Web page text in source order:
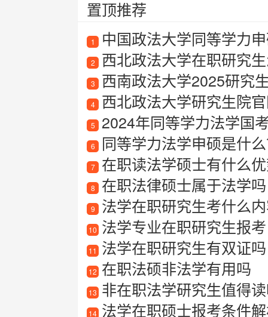
置顶推荐
1 中国政法大学同等学力
2 西北政法大学在职研究
3 西南政法大学2025研究
4 西北政法大学研究生院
5 2024年同等学力法学国考全
6 同等学力法学申硕是什
7 在职读法学硕士有什么
8 在职法律硕士属于法学吗
9 法学在职研究生考什么
10 法学专业在职研究生报考
11 法学在职研究生有双证吗
12 在职法硕非法学有用吗
13 非在职法学研究生值得读吗
14 法学在职硕士报考条件